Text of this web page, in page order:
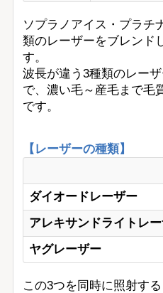
ソプラノアイス・プラチ
類のレーザーをブレンド
す。
波長が違う3種類のレー
で、濃い毛～産毛まで毛
です。
【レーザーの種類】
ダイオードレーザー
アレキサンドライトレ
ヤグレーザー
この3つを同時に照射す